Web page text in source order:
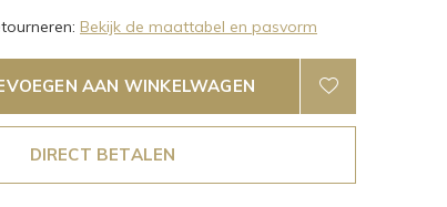
Bekijk de maattabel en pasvorm
AAN WINKELWAGEN
DIRECT BETALEN